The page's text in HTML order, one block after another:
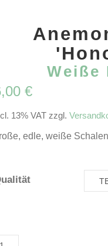
Weiße
€
13% VAT zzgl.
edle, weiße